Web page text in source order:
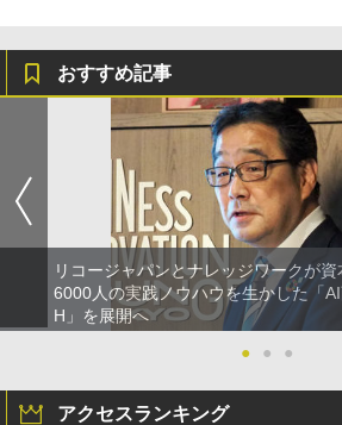
おすすめ記事
リコージャパンとナレッジワークが
6000人の実践ノウハウを生かした「
H」を展開へ
●
● ●
アクセスランキング